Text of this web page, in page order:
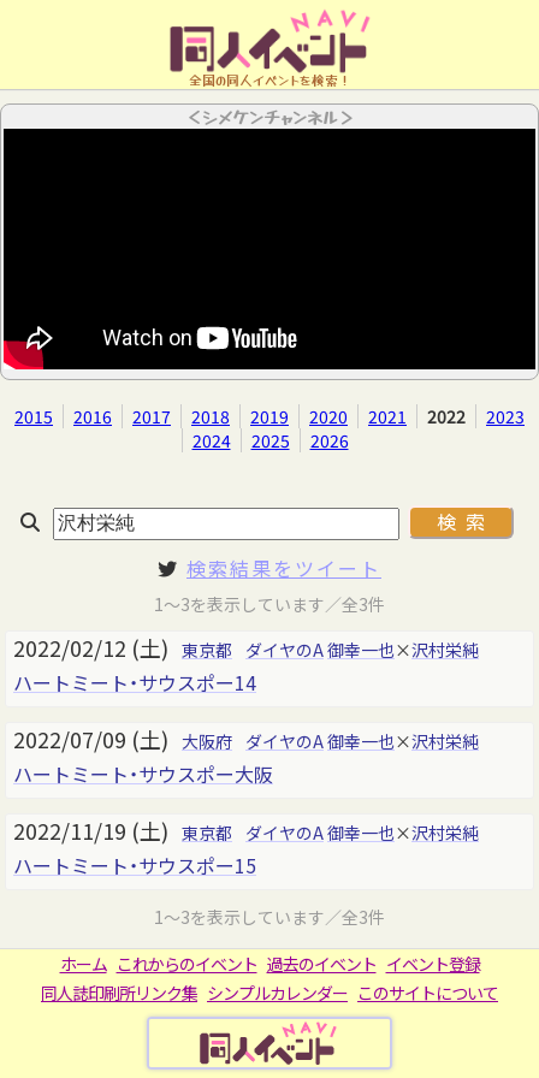
全国の同人イベントを検索！
＜シメケンチャンネル＞
2015 2016 2017 2018 2019 2020 2021 2022
2023
2024
2025 2026
検索結果をツイート
1～3を表示しています／全3件
2022/02/12 (土) 東京都 ダイヤのA御幸一也×沢村栄純
ハートミート・サウスポー14
2022/07/09 (土) 大阪府 ダイヤのA御幸一也×沢村栄純
ハートミート・サウスポー大阪
2022/11/19 (土) 東京都 ダイヤのA御幸一也×沢村栄純
ハートミート・サウスポー15
1～3を表示しています／全3件
ホーム これからのイベント 過去のイベント イベント登録
同人誌印刷所リンク集 シンプルカレンダー このサイトについて